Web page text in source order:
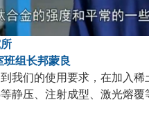
组长邦蒙良
我们的使用要求，在加入
静压、注射成型、激光熔